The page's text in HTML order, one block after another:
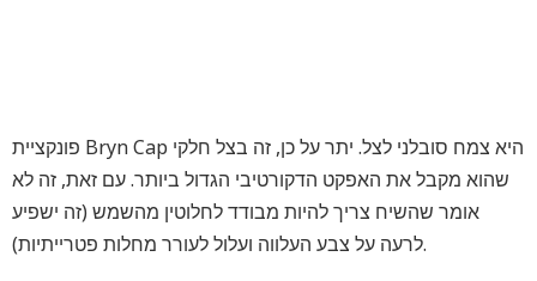
פונקציית Bryn Cap היא צמח סובלני לצל. יתר על כן, זה בצל חלקי
שהוא מקבל את האפקט הדקורטיבי הגדול ביותר. עם זאת, זה לא
אומר שהשיח צריך להיות מבודד לחלוטין מהשמש (זה ישפיע
לרעה על צבע העלווה ועלול לעורר מחלות פטרייתיות).